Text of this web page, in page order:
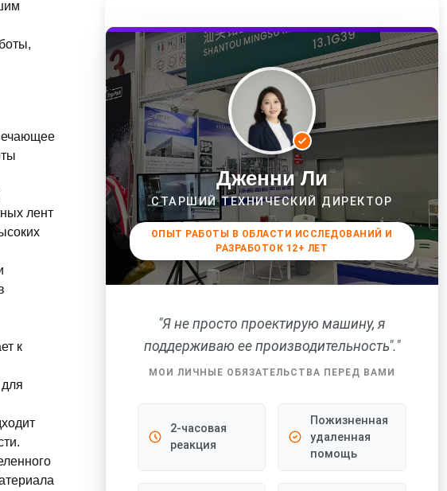
лент
к
Дженни Ли
СТАРШИЙ ТЕХНИЧЕСКИЙ ДИРЕКТОР
ОПЫТ РАБОТЫ В ОБЛАСТИ ИССЛЕДОВАНИЙ И
РАЗРАБОТОК 12+ ЛЕТ
"Я не просто проектирую машину, я
поддерживаю ее производительность"."
МОИ ЛИЧНЫЕ ОБЯЗАТЕЛЬСТВА ПЕРЕД ВАМИ
2-часовая
реакция
Пожизненная
удаленная
помощь